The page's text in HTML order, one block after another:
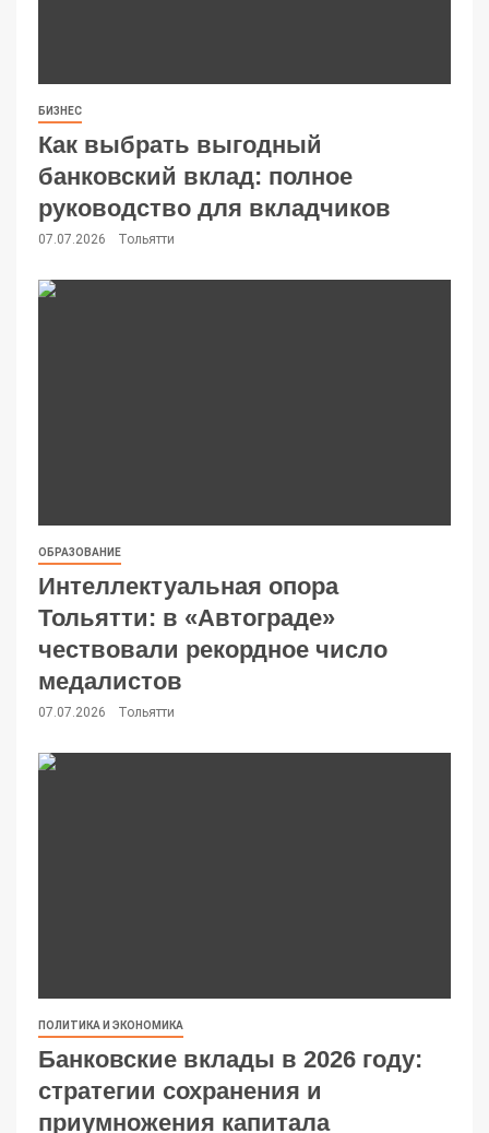
БИЗНЕС
Как выбрать выгодный
банковский вклад: полное
руководство для вкладчиков
07.07.2026 Тольятти
ОБРАЗОВАНИЕ
Интеллектуальная опора
Тольятти: в «Автограде»
чествовали рекордное число
медалистов
07.07.2026 Тольятти
ПОЛИТИКА И ЭКОНОМИКА
Банковские вклады в 2026 году:
стратегии сохранения и
приумножения капитала